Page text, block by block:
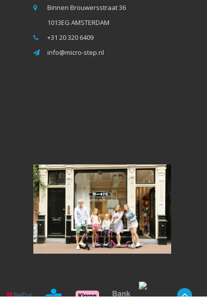
Binnen Brouwersstraat 36
1013EG AMSTERDAM
+31 20 320 6409
info@micro-step.nl